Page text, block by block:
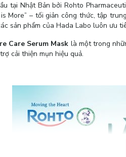
tại Nhật Bản bởi Rohto
More” – tối giản công thức, tập
sản phẩm của Hada Labo luôn ưu
Care Serum Mask là một trong
cải thiện mụn hiệu quả.